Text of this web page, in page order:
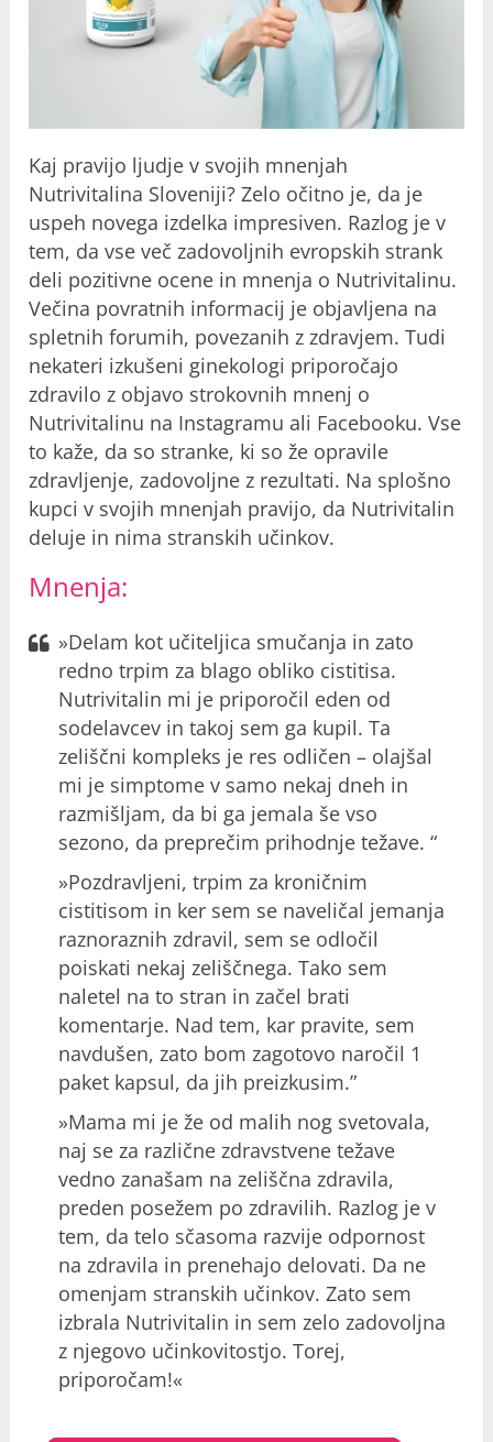
Kaj pravijo ljudje v svojih mnenjah
Nutrivitalina Sloveniji? Zelo očitno je, da je
uspeh novega izdelka impresiven. Razlog je v
tem, da vse več zadovoljnih evropskih strank
deli pozitivne ocene in mnenja o Nutrivitalinu.
Večina povratnih informacij je objavljena na
spletnih forumih, povezanih z zdravjem. Tudi
nekateri izkušeni ginekologi priporočajo
zdravilo z objavo strokovnih mnenj o
Nutrivitalinu na Instagramu ali Facebooku. Vse
to kaže, da so stranke, ki so že opravile
zdravljenje, zadovoljne z rezultati. Na splošno
kupci v svojih mnenjah pravijo, da Nutrivitalin
deluje in nima stranskih učinkov.
Mnenja:
»Delam kot učiteljica smučanja in zato
redno trpim za blago obliko cistitisa.
Nutrivitalin mi je priporočil eden od
sodelavcev in takoj sem ga kupil. Ta
zeliščni kompleks je res odličen – olajšal
mi je simptome v samo nekaj dneh in
razmišljam, da bi ga jemala še vso
sezono, da preprečim prihodnje težave. “
»Pozdravljeni, trpim za kroničnim
cistitisom in ker sem se naveličal jemanja
raznoraznih zdravil, sem se odločil
poiskati nekaj zeliščnega. Tako sem
naletel na to stran in začel brati
komentarje. Nad tem, kar pravite, sem
navdušen, zato bom zagotovo naročil 1
paket kapsul, da jih preizkusim.”
»Mama mi je že od malih nog svetovala,
naj se za različne zdravstvene težave
vedno zanašam na zeliščna zdravila,
preden posežem po zdravilih. Razlog je v
tem, da telo sčasoma razvije odpornost
na zdravila in prenehajo delovati. Da ne
omenjam stranskih učinkov. Zato sem
izbrala Nutrivitalin in sem zelo zadovoljna
z njegovo učinkovitostjo. Torej,
priporočam!«